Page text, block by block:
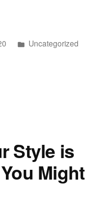
Publicado
Uncategorized
Style is
Might